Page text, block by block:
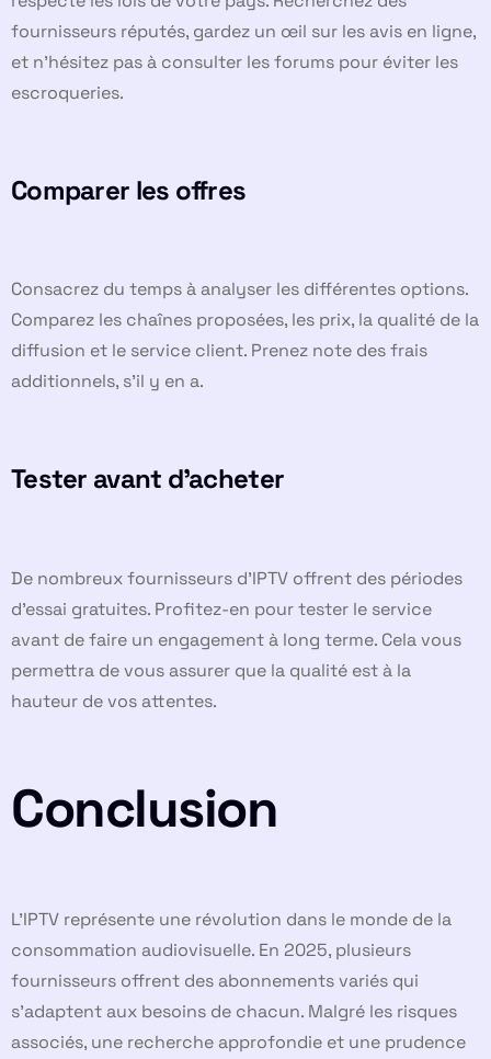
fournisseurs réputés, gardez un œil sur les avis en ligne,
et n’hésitez pas à consulter les forums pour éviter les
escroqueries.
Comparer les offres
Consacrez du temps à analyser les différentes options.
Comparez les chaînes proposées, les prix, la qualité de la
diffusion et le service client. Prenez note des frais
additionnels, s’il y en a.
Tester avant d’acheter
De nombreux fournisseurs d’IPTV offrent des périodes
d’essai gratuites. Profitez-en pour tester le service
avant de faire un engagement à long terme. Cela vous
permettra de vous assurer que la qualité est à la
hauteur de vos attentes.
Conclusion
L’IPTV représente une révolution dans le monde de la
consommation audiovisuelle. En 2025, plusieurs
fournisseurs offrent des abonnements variés qui
s’adaptent aux besoins de chacun. Malgré les risques
associés, une recherche approfondie et une prudence